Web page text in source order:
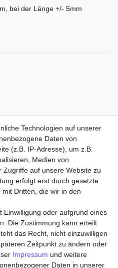
bei der Länge +/- 5mm
Technologien auf unserer
Daten von
(z.B. IP-Adresse), um z.B.
Medien von
auf unsere Website zu
erfolgt erst durch gesetzte
Dritten, die wir in den
Einwilligung oder aufgrund eines
Die Zustimmung kann erteilt
das Recht, nicht einzuwilligen
Zeitpunkt zu ändern oder
Impressum und weitere
Daten in unserer